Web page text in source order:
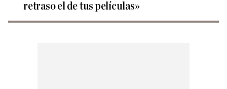
retraso el de tus películas»